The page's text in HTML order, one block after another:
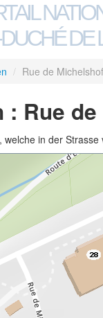
DE
/ Rue de Michelshof
: Rue
in der Strasse